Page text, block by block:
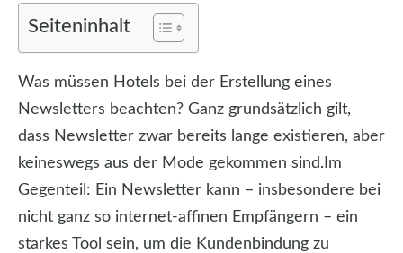
Seiteninhalt
Was müssen Hotels bei der Erstellung eines
Newsletters beachten? Ganz grundsätzlich gilt,
dass Newsletter zwar bereits lange existieren, aber
keineswegs aus der Mode gekommen sind. Im
Gegenteil: Ein Newsletter kann – insbesondere bei
nicht ganz so internet-affinen Empfängern – ein
starkes Tool sein, um die Kundenbindung zu